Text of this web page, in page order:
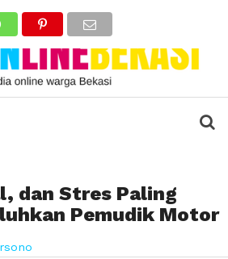
dan Stres Paling
Pemudik Motor